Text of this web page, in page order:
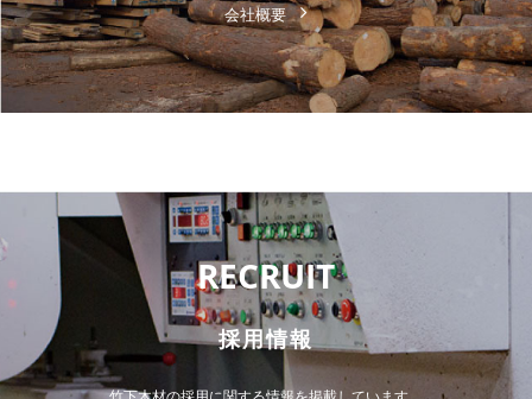
会社概要
RECRUIT
採用情報
竹下木材の採用に関する情報を掲載しています。